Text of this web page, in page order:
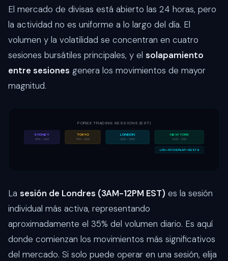
El mercado de divisas está abierto las 24 horas, pero
la actividad no es uniforme a lo largo del día. El
volumen y la volatilidad se concentran en cuatro
sesiones bursátiles principales, y el solapamiento
entre sesiones genera los movimientos de mayor
magnitud.
FOREX TRADING SESSIONS (EST)
SYDNEY
5PM – 2AM
TOKYO
7PM – 4AM
LONDON
3AM – 12PM
NEW YORK
8AM – 5PM
LON + NY OVERLAP = BEST ★
La sesión de Londres (3AM-12PM EST) es la sesión
individual más activa, representando
aproximadamente el 35% del volumen diario. Es aquí
donde comienzan los movimientos más significativos
del mercado. Si solo puede operar en una sesión, elija